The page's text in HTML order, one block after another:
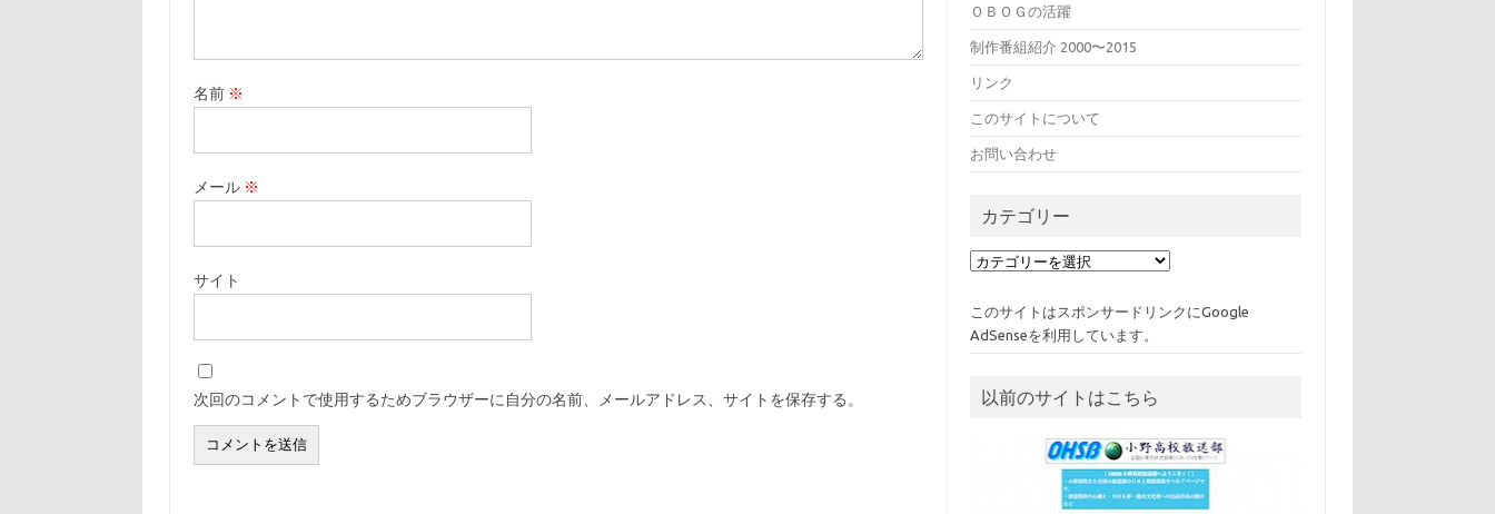
名前 ※
メール ※
サイト
次回のコメントで使用するためブラウザーに自分の名前、メールアドレス、サイトを保存する。
ＯＢＯＧの活躍
制作番組紹介 2000〜2015
リンク
このサイトについて
お問い合わせ
カテゴリー
カ
リ
ー
このサイトはスポンサードリンクにGoogle
AdSenseを利用しています。
以前のサイトはこちら